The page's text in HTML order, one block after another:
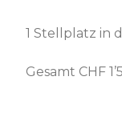
1 Stellplatz in
Gesamt CHF